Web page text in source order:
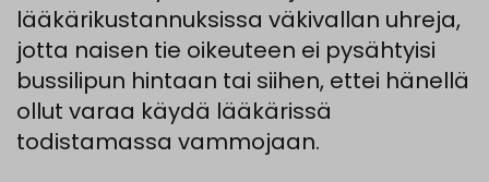
lääkärikustannuksissa väkivallan uhreja,
jotta naisen tie oikeuteen ei pysähtyisi
bussilipun hintaan tai siihen, ettei hänellä
ollut varaa käydä lääkärissä
todistamassa vammojaan.